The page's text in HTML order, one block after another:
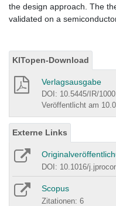
the design approach. The
validated on a
KITopen-Download
Verlagsausgabe
DOI: 10.5445/IR/
Veröffentlicht am
Externe Links
DOI: 10.1016/
Scopus
Zitationen: 6